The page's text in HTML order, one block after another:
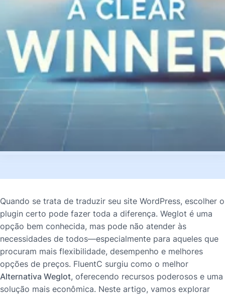
Quando se trata de traduzir seu site WordPress, escolher o
plugin certo pode fazer toda a diferença. Weglot é uma
opção bem conhecida, mas pode não atender às
necessidades de todos—especialmente para aqueles que
procuram mais flexibilidade, desempenho e melhores
opções de preços. FluentC surgiu como o melhor
Alternativa Weglot, oferecendo recursos poderosos e uma
solução mais econômica. Neste artigo, vamos explorar